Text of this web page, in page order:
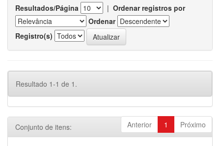
Resultados/Página | Ordenar registros por
Ordenar
Registro(s)
Resultado 1-1 de 1.
Anterior 1 Próximo
Conjunto de itens: